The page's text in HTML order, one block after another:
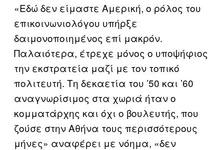
«Εδώ δεν είμαστε Αμερική, ο ρόλος του
επικοινωνιολόγου υπήρξε
δαιμονοποιημένος επί μακρόν.
Παλαιότερα, έτρεχε μόνος ο υποψήφιος
την εκστρατεία μαζί με τον τοπικό
πολιτευτή. Τη δεκαετία του ’50 και ’60
αναγνωρίσιμος στα χωριά ήταν ο
κομματάρχης και όχι ο βουλευτής, που
ζούσε στην Αθήνα τους περισσότερους
μήνες» αναφέρει με νόημα, «δεν